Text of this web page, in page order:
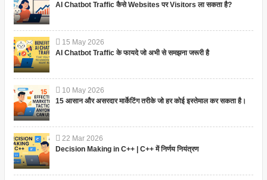
AI Chatbot Traffic कैसे Websites पर Visitors ला सकता है?
15 May 2026
AI Chatbot Traffic के फायदे जो अभी से समझना जरूरी है
10 May 2026
15 आसान और असरदार मार्केटिंग तरीके जो हर कोई इस्तेमाल कर सकता है।
22 Mar 2026
Decision Making in C++ | C++ में निर्णय नियंत्रण